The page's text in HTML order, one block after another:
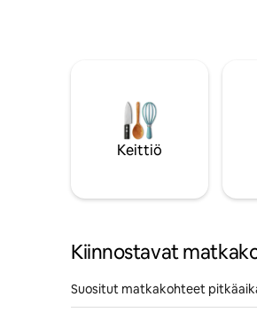
Keittiö
Kiinnostavat
Suositut matkakohteet